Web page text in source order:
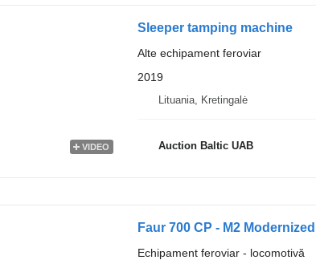
VIDEO
Sleeper tamping machine
Alte echipament feroviar
2019
Lituania, Kretingalė
Auction Baltic UAB
Faur 700 CP - M2 Modernized
Echipament feroviar - locomotivă